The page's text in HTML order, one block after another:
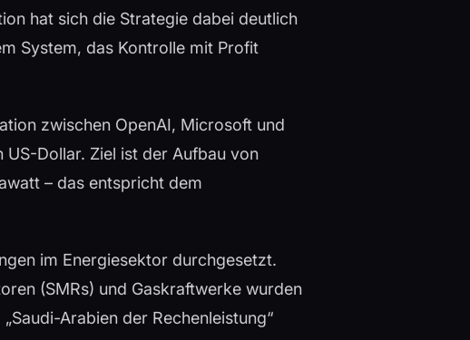
hat sich die Strategie dabei deutlich
System, das Kontrolle mit Profit
zwischen OpenAI, Microsoft und
Dollar. Ziel ist der Aufbau von
– das entspricht dem
im Energiesektor durchgesetzt.
(SMRs) und Gaskraftwerke wurden
Arabien der Rechenleistung“